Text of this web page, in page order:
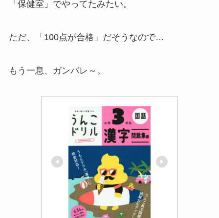
「保健室」でやってたみたい。
ただ、 「100点が合格」 だそうなので…
もう一息、ガンバレ～。